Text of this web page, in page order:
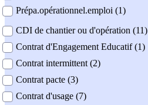
Prépa.opérationnel.emploi (1)
CDI de chantier ou d'opération (11)
Contrat d'Engagement Educatif (1)
Contrat intermittent (2)
Contrat pacte (3)
Contrat d'usage (7)